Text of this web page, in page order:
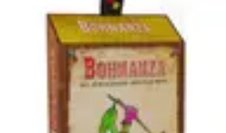
Loisirs créatifsMarketing digitalFinance
Développement personnel
Trucs pour Gagner